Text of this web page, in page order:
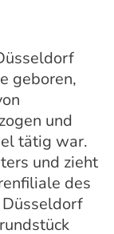
geboren,
und
tätig war.
und zieht
des